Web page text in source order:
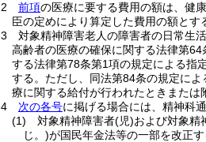
2
前項の医療に要する費用の額は、健
臣の定めにより算定した費用の額とす
3
対象精神障害老人の障害者の日常生
高齢者の医療の確保に関する法律第
する法律第78条第1項の規定による指
する。 ただし、同法第84条の規定に
療に関する給付が行われたときまたは
4
次の各号に掲げる場合には、精神科
(1)
対象精神障害者(児)および対象精
じ。)が国民年金法等の一部を改正